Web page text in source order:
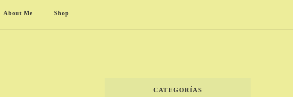
About Me Shop
CATEGORÍAS